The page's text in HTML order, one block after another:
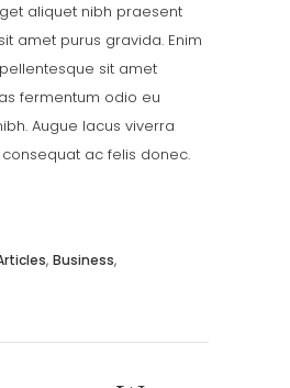
aliquet nibh praesent
amet purus gravida. Enim
sit amet
fermentum odio eu
Augue lacus viverra
ac felis donec.
, Business,